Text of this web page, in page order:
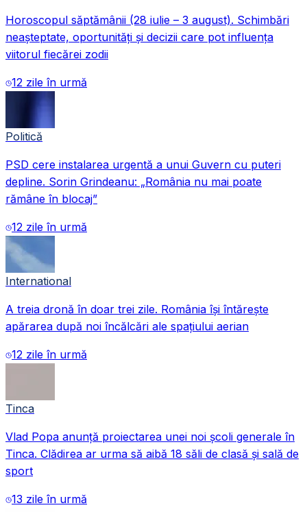
Horoscopul săptămânii (28 iulie – 3 august). Schimbări
neașteptate, oportunități și decizii care pot influența
viitorul fiecărei zodii
12 zile în urmă
Politică
PSD cere instalarea urgentă a unui Guvern cu puteri
depline. Sorin Grindeanu: „România nu mai poate
rămâne în blocaj”
12 zile în urmă
International
A treia dronă în doar trei zile. România își întărește
apărarea după noi încălcări ale spațiului aerian
12 zile în urmă
Tinca
Vlad Popa anunță proiectarea unei noi școli generale în
Tinca. Clădirea ar urma să aibă 18 săli de clasă și sală de
sport
13 zile în urmă